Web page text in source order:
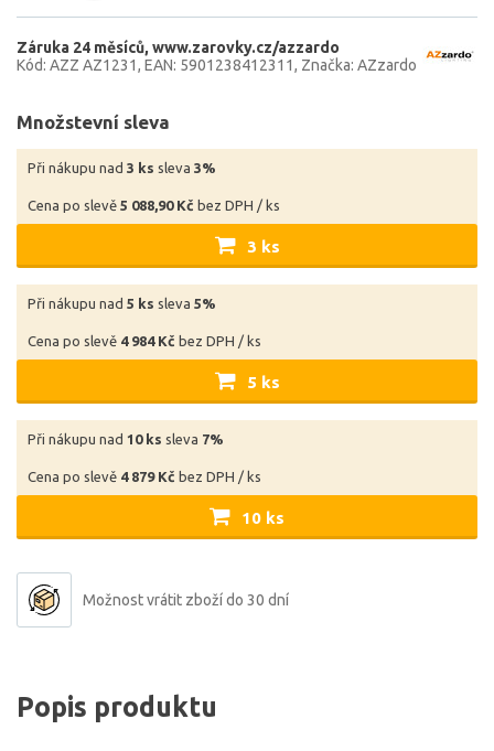
Záruka 24 měsíců www.zarovky.cz/azzardo
Kód: AZZ AZ1231 EAN: 5901238412311 Značka: AZzardo
Množstevní sleva
Při nákupu nad 3 ks sleva 3%
Cena po slevě 5 088,90 Kč bez DPH / ks
3 ks
Při nákupu nad 5 ks sleva 5%
Cena po slevě 4 984 Kč bez DPH / ks
5 ks
Při nákupu nad 10 ks sleva 7%
Cena po slevě 4 879 Kč bez DPH / ks
10 ks
Možnost vrátit zboží do 30 dní
Popis produktu